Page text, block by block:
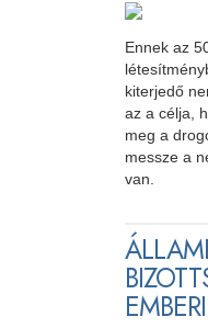
Ennek az
kiterjedő
az a célja,
meg a
messze a
van.